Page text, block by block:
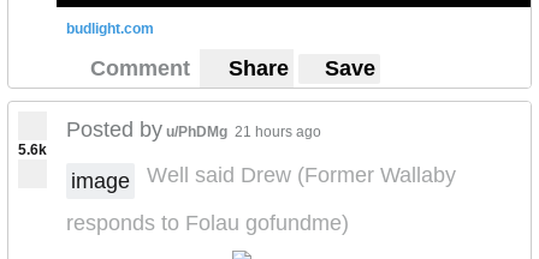
budlight.com
Comment Share Save
5.6k
Posted by u/PhDMg 21 hours ago
image
Well said Drew (Former Wallaby
responds to Folau gofundme)